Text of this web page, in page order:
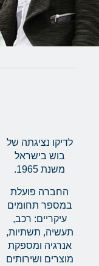
לדיקו נציגתה של
בוש בישראל
משנת 1965.
החברה פועלת
במספר תחומים
עיקריים: רכב,
תעשיה, תשתיות,
אנרגיה ומספקת
מוצרים ושירותים